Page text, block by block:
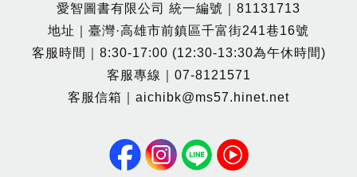
愛智圖書有限公司 統一編號｜81131713
地址｜臺灣·高雄市前鎮區千富街241巷16號
客服時間｜8:30-17:00 (12:30-13:30為午休時間)
客服專線｜07-8121571
客服信箱｜aichibk@ms57.hinet.net